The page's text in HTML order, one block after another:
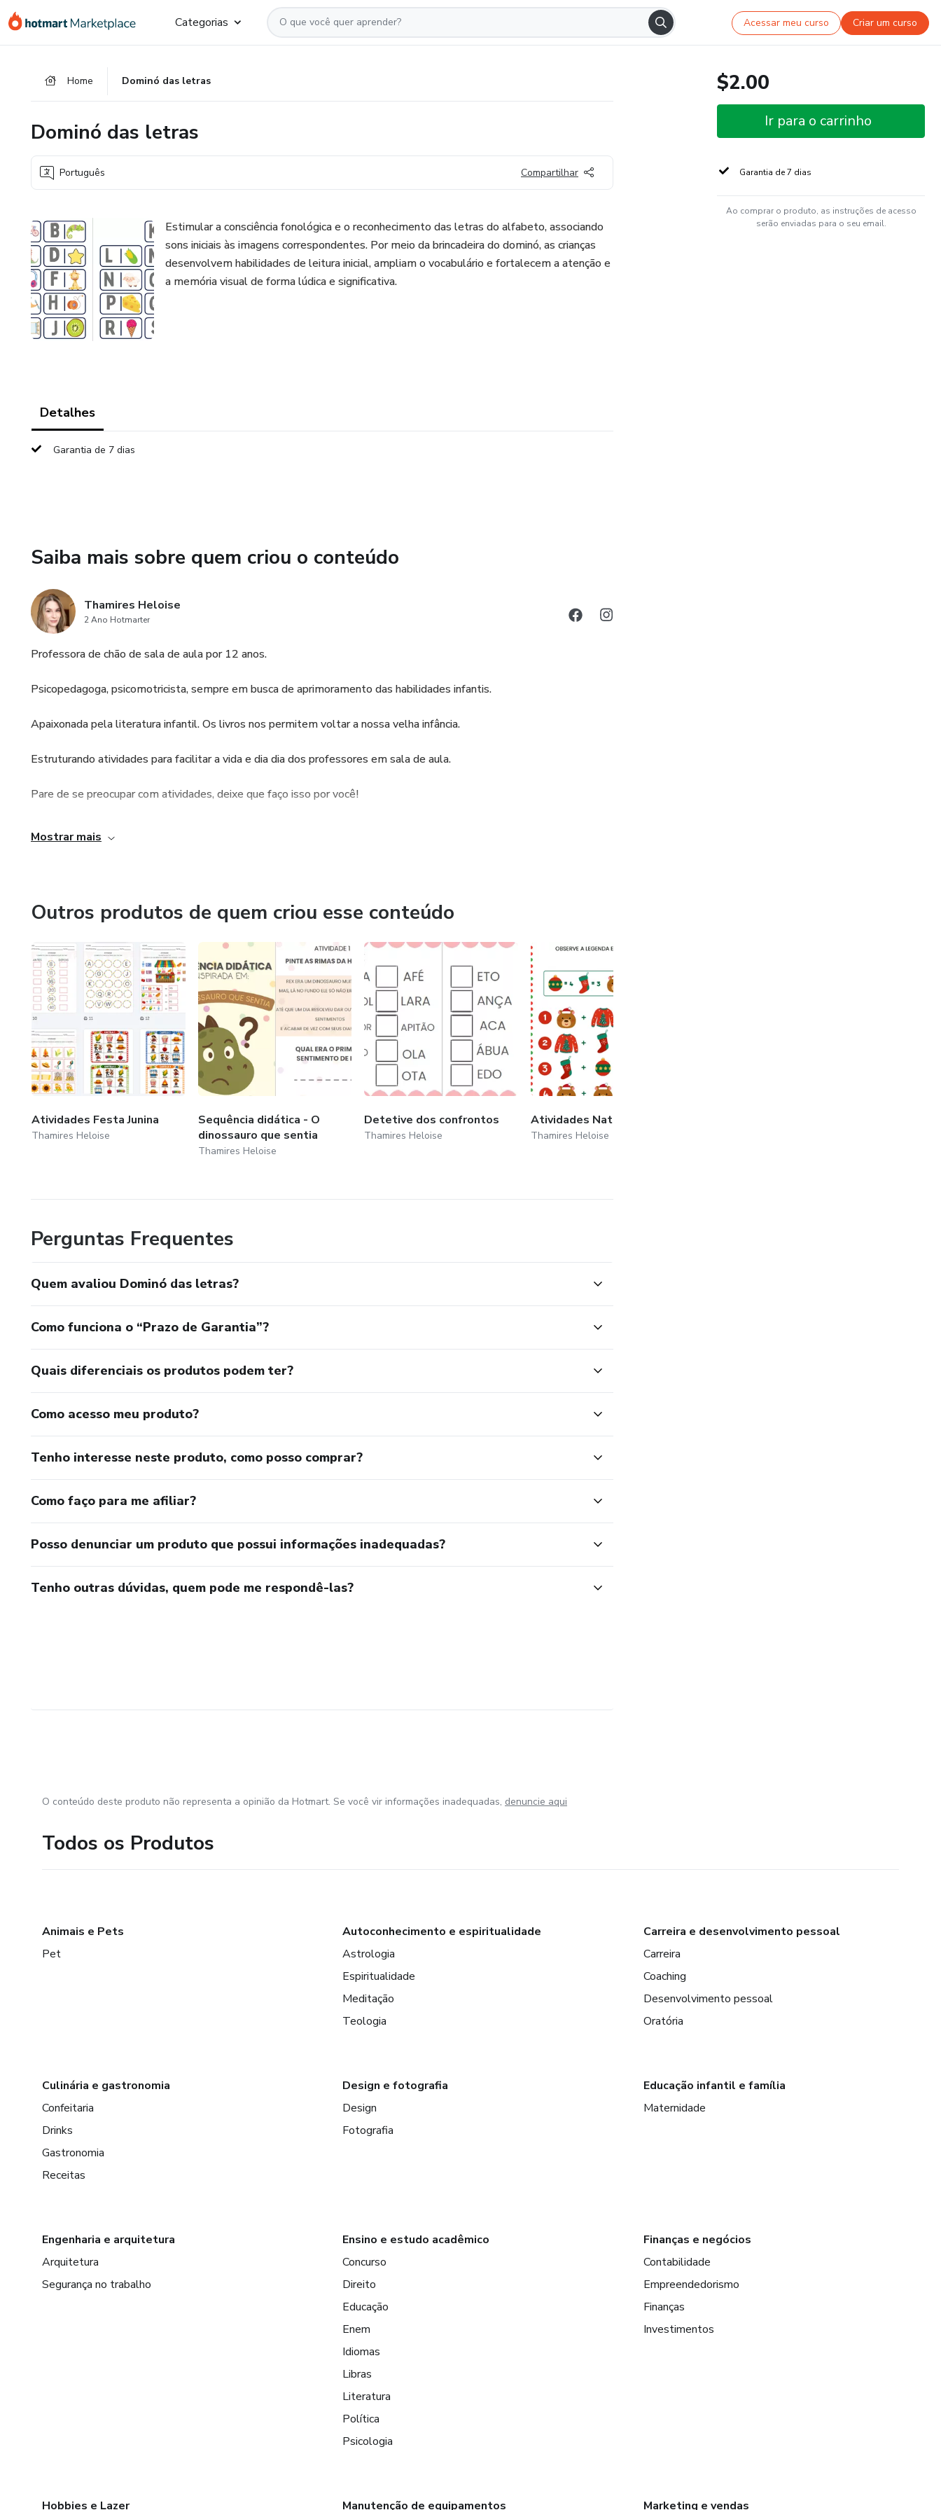
para
para
para
Categorias Acessar meu curso Criar um curso
Home Dominó das letras
Dominó das letras
Português Compartilhar
Estimular a consciência fonológica e o reconhecimento das letras do alfabeto, associando
sons iniciais às imagens correspondentes. Por meio da brincadeira do dominó, as crianças
desenvolvem habilidades de leitura inicial, ampliam o vocabulário e fortalecem a atenção e
a memória visual de forma lúdica e significativa.
Detalhes
Garantia de 7 dias
Saiba mais sobre quem criou o conteúdo
Thamires Heloise
2 Ano Hotmarter
Professora de chão de sala de aula por 12 anos.
Psicopedagoga, psicomotricista, sempre em busca de aprimoramento das habilidades infantis.
Apaixonada pela literatura infantil. Os livros nos permitem voltar a nossa velha infância.
Estruturando atividades para facilitar a vida e dia dia dos professores em sala de aula.
Pare de se preocupar com atividades, deixe que faço isso por você!
Planejo com rigoroso critério as atividades para os alunos, sempre valorizando que mais importante que o papel, é a
Mostrar mais
Outros produtos de quem criou esse conteúdo
Atividades Festa Junina
Thamires Heloise
Sequência didática - O
dinossauro que sentia
Thamires Heloise
Detetive dos confrontos
Thamires Heloise
Atividades Natalinas
Thamires Heloise
Perguntas Frequentes
Quem avaliou Dominó das letras?
Como funciona o “Prazo de Garantia”?
Quais diferenciais os produtos podem ter?
Como acesso meu produto?
Tenho interesse neste produto, como posso comprar?
Como faço para me afiliar?
Posso denunciar um produto que possui informações inadequadas?
Tenho outras dúvidas, quem pode me respondê-las?
$2.00
Ir para o carrinho
Garantia de 7 dias
Ao comprar o produto, as instruções de acesso
serão enviadas para o seu email.
O conteúdo deste produto não representa a opinião da Hotmart. Se você vir informações inadequadas, denuncie aqui
Todos os Produtos
Animais e Pets
Pet
Autoconhecimento e espiritualidade
Astrologia
Espiritualidade
Meditação
Teologia
Carreira e desenvolvimento pessoal
Carreira
Coaching
Desenvolvimento pessoal
Oratória
Culinária e gastronomia
Confeitaria
Drinks
Gastronomia
Receitas
Design e fotografia
Design
Fotografia
Educação infantil e família
Maternidade
Engenharia e arquitetura
Arquitetura
Segurança no trabalho
Ensino e estudo acadêmico
Concurso
Direito
Educação
Enem
Idiomas
Libras
Literatura
Política
Psicologia
Finanças e negócios
Contabilidade
Empreendedorismo
Finanças
Investimentos
Hobbies e Lazer Manutenção de equipamentos Marketing e vendas